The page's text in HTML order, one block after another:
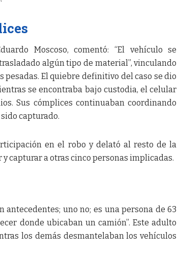
Moscoso, comentó: “El vehículo se
algún tipo de material”, vinculando
El quiebre definitivo del caso se dio
se encontraba bajo custodia, el celular
Sus cómplices continuaban coordinando
capturado.
en el robo y delató al resto de la
capturar a otras cinco personas implicadas.
antecedentes; uno no; es una persona de 63
donde ubicaban un camión”. Este adulto
los demás desmantelaban los vehículos